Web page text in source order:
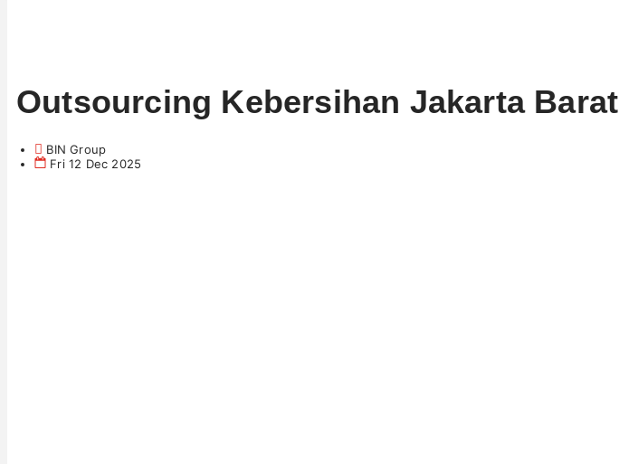
Outsourcing Kebersihan Jakarta Barat
BIN Group
Fri 12 Dec 2025